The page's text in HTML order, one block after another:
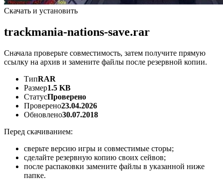
Скачать и установить
trackmania-nations-save.rar
Сначала проверьте совместимость, затем получите прямую
ссылку на архив и замените файлы после резервной копии.
ТипRAR
Размер1.5 KB
СтатусПроверено
Проверено23.04.2026
Обновлено30.07.2018
Перед скачиванием:
сверьте версию игры и совместимые сторы;
сделайте резервную копию своих сейвов;
после распаковки замените файлы в указанной ниже
папке.